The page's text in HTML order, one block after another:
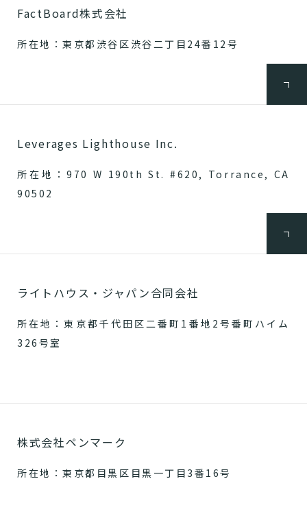
FactBoard株式会社
所在地：東京都渋谷区渋谷二丁目24番12号
Leverages Lighthouse Inc.
所在地：970 W 190th St. #620, Torrance, CA
90502
ライトハウス・ジャパン合同会社
所在地：東京都千代田区二番町1番地2号番町ハイム
326号室
株式会社ペンマーク
所在地：東京都目黒区目黒一丁目3番16号